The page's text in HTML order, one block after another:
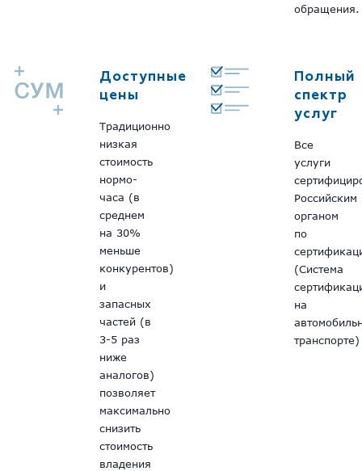
обращения.
Доступные
цены
Традиционно
низкая
стоимость
нормо-
часа (в
среднем
на 30%
меньше
конкурентов)
и
запасных
частей (в
3-5 раз
ниже
аналогов)
позволяет
максимально
снизить
стоимость
владения
Полный
спектр
услуг
Все
услуги
Российским
органом
по
(Система
на
транспорте)